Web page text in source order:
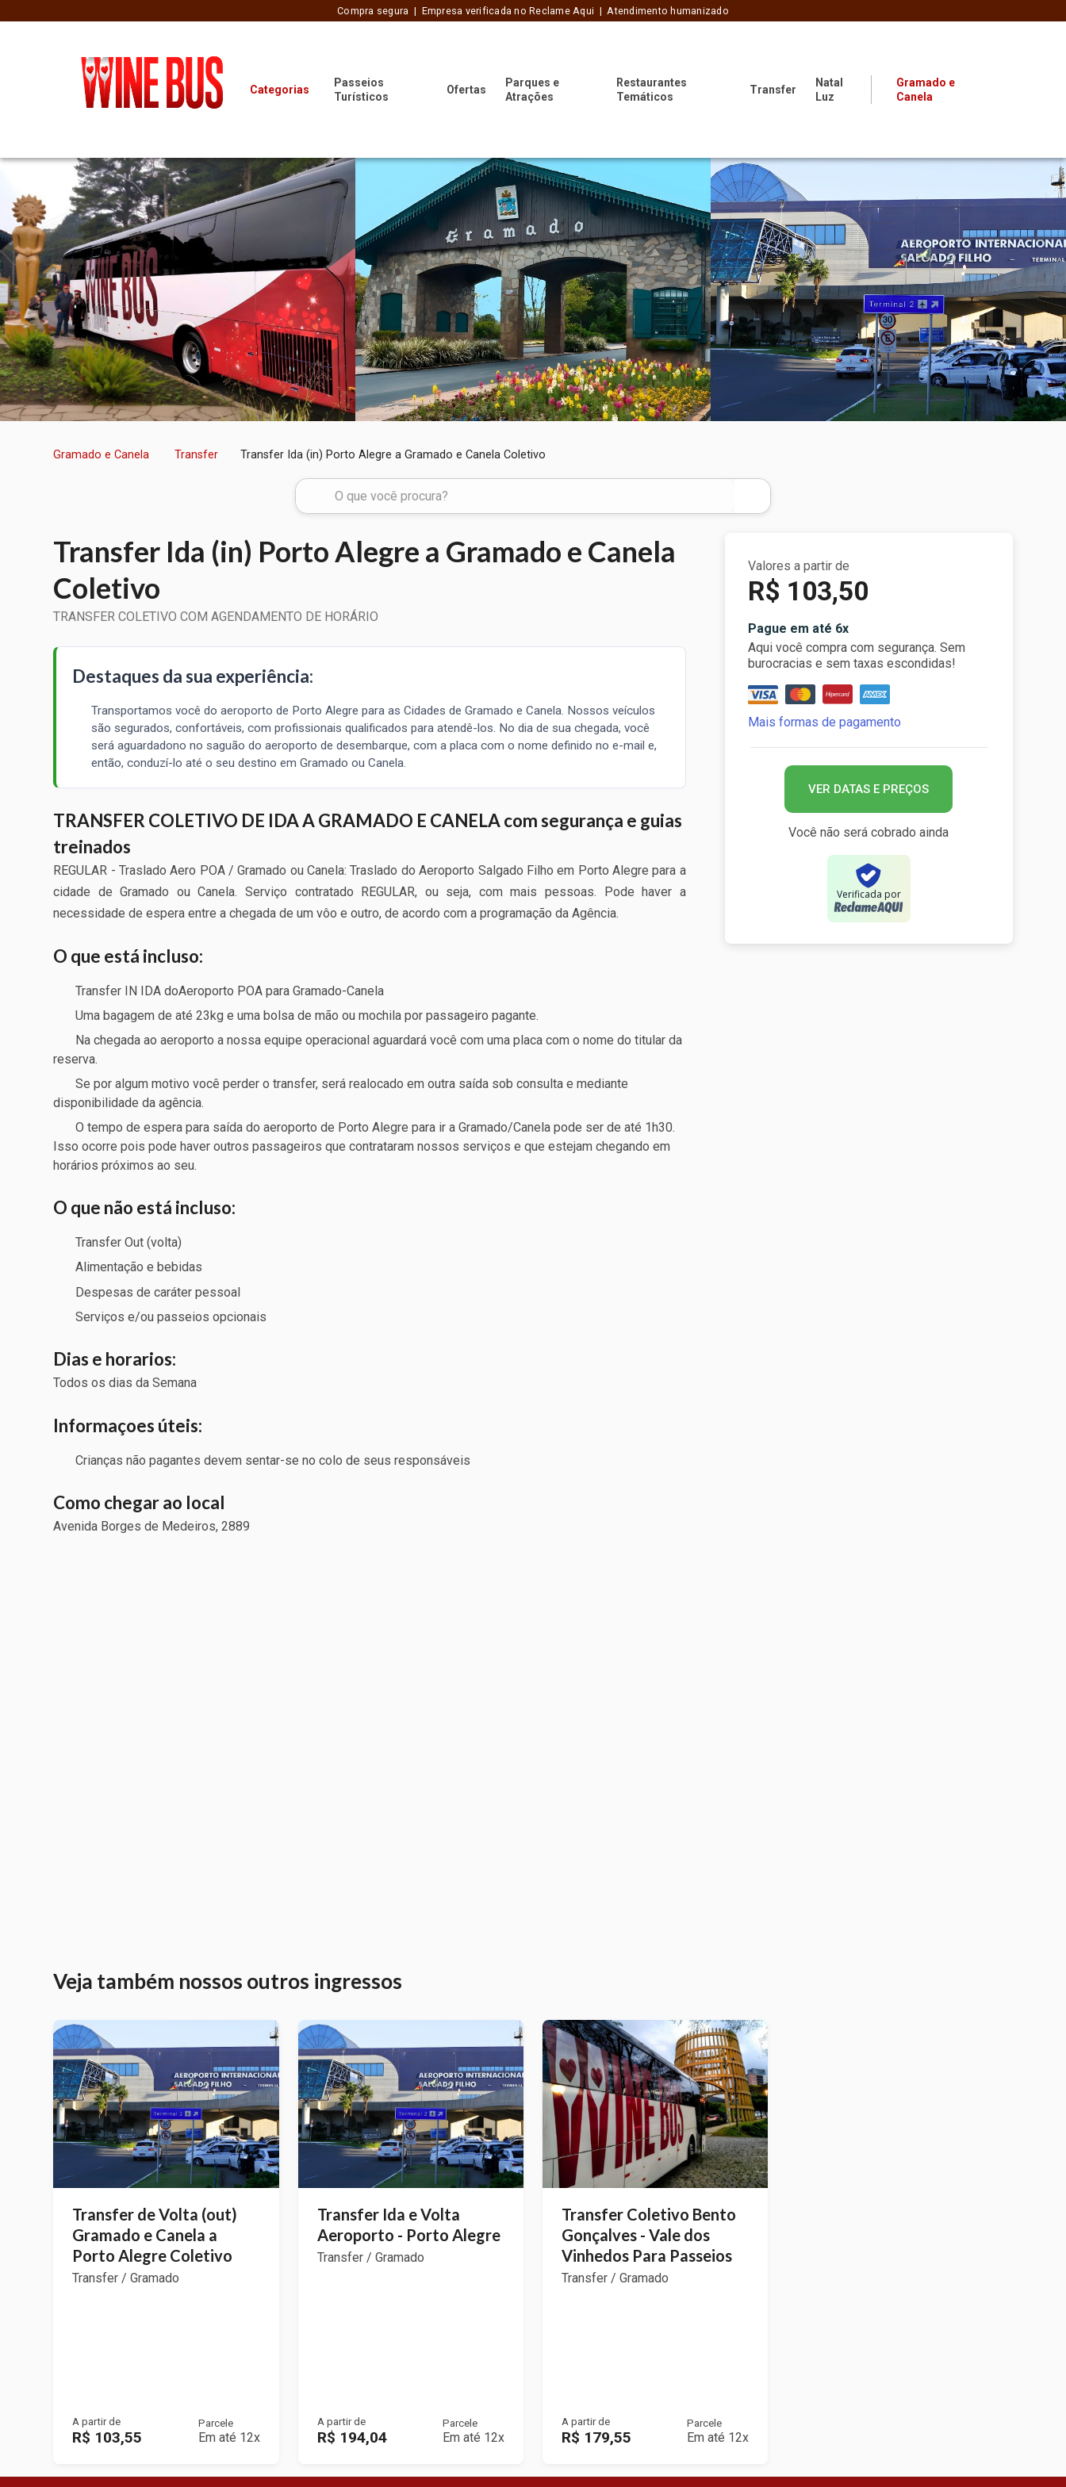
Compra segura | Empresa verificada no Reclame Aqui | Atendimento humanizado
Categorias
Passeios
Turísticos
Ofertas
Parques e
Atrações
Restaurantes
Temáticos
Transfer
Natal
Luz
Gramado e
Canela
Gramado e Canela Transfer Transfer Ida (in) Porto Alegre a Gramado e Canela Coletivo
Valores a partir de
R$ 103,50
Pague em até 6x
Aqui você compra com segurança. Sem
burocracias e sem taxas escondidas!
Mais formas de pagamento
VER DATAS E PREÇOS
Você não será cobrado ainda
Verificada por
Transfer Ida (in) Porto Alegre a Gramado e Canela
Coletivo
TRANSFER COLETIVO COM AGENDAMENTO DE HORÁRIO
Destaques da sua experiência:
Transportamos você do aeroporto de Porto Alegre para as Cidades de Gramado e Canela. Nossos veículos
são segurados, confortáveis, com profissionais qualificados para atendê-los. No dia de sua chegada, você
será aguardadono no saguão do aeroporto de desembarque, com a placa com o nome definido no e-mail e,
então, conduzí-lo até o seu destino em Gramado ou Canela.
TRANSFER COLETIVO DE IDA A GRAMADO E CANELA com segurança e guias
treinados
REGULAR - Traslado Aero POA / Gramado ou Canela: Traslado do Aeroporto Salgado Filho em Porto Alegre para a
cidade de Gramado ou Canela. Serviço contratado REGULAR, ou seja, com mais pessoas. Pode haver a
necessidade de espera entre a chegada de um vôo e outro, de acordo com a programação da Agência.
O que está incluso:
Transfer IN IDA doAeroporto POA para Gramado-Canela
Uma bagagem de até 23kg e uma bolsa de mão ou mochila por passageiro pagante.
Na chegada ao aeroporto a nossa equipe operacional aguardará você com uma placa com o nome do titular da
reserva.
Se por algum motivo você perder o transfer, será realocado em outra saída sob consulta e mediante
disponibilidade da agência.
O tempo de espera para saída do aeroporto de Porto Alegre para ir a Gramado/Canela pode ser de até 1h30.
Isso ocorre pois pode haver outros passageiros que contrataram nossos serviços e que estejam chegando em
horários próximos ao seu.
O que não está incluso:
Transfer Out (volta)
Alimentação e bebidas
Despesas de caráter pessoal
Serviços e/ou passeios opcionais
Dias e horarios:
Todos os dias da Semana
Informaçoes úteis:
Crianças não pagantes devem sentar-se no colo de seus responsáveis
Como chegar ao local
Avenida Borges de Medeiros, 2889
Veja também nossos outros ingressos
Transfer de Volta (out)
Gramado e Canela a
Porto Alegre Coletivo
Transfer / Gramado
A partir de
R$ 103,55
Parcele
Em até 12x
Transfer Ida e Volta
Aeroporto - Porto Alegre
Transfer / Gramado
A partir de
R$ 194,04
Parcele
Em até 12x
Transfer Coletivo Bento
Gonçalves - Vale dos
Vinhedos Para Passeios
Transfer / Gramado
A partir de
R$ 179,55
Parcele
Em até 12x